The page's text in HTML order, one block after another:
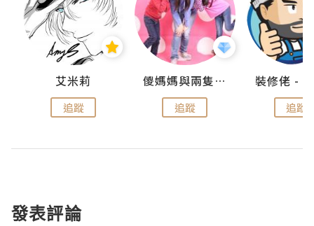
艾米莉
追蹤
儍媽媽與兩隻小魔怪之家
追蹤 追蹤
發表評論